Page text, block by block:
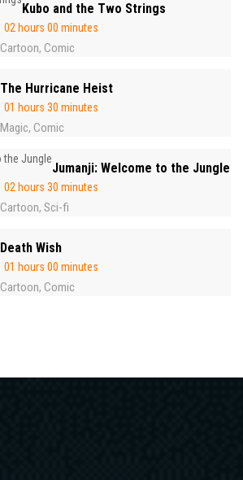
Kubo and the Two Strings
02 hours 00 minutes
Cartoon, Comic
The Hurricane Heist
01 hours 30 minutes
Magic, Comic
Jumanji: Welcome to the Jungle
02 hours 30 minutes
Cartoon, Sci-fi
Death Wish
01 hours 00 minutes
Cartoon, Comic